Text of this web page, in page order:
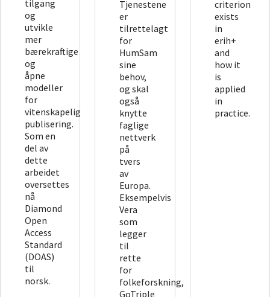
tilgang
og
utvikle
mer
bærekraftige
og
åpne
modeller
for
vitenskapelig
publisering.
Som en
del av
dette
arbeidet
oversettes
nå
Diamond
Open
Access
Standard
(DOAS)
til
norsk.
Tjenestene
er
tilrettelagt
for
HumSam
sine
behov,
og skal
også
knytte
faglige
nettverk
på
tvers
av
Europa.
Eksempelvis
Vera
som
legger
til
rette
for
folkeforskning,
GoTriple
criterion
exists
in
erih+
and
how it
is
applied
in
practice.